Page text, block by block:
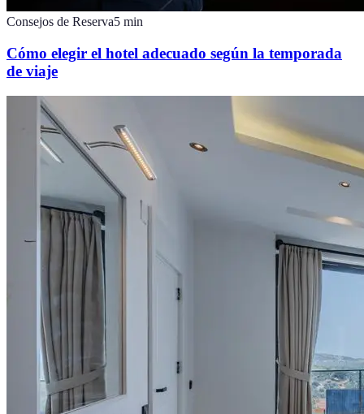
Consejos de Reserva5 min
Cómo elegir el hotel adecuado según la temporada
de viaje